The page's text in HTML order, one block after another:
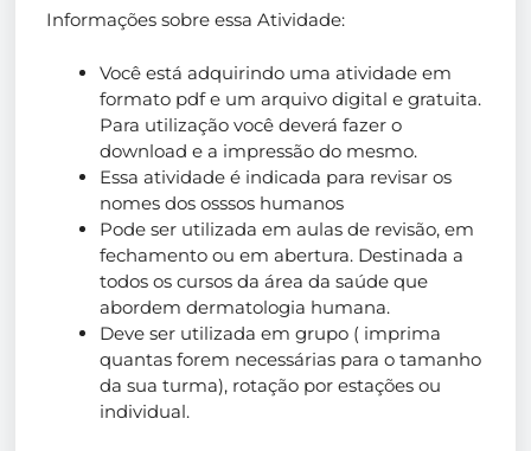
Informações sobre essa Atividade:
Você está adquirindo uma atividade em
formato pdf e um arquivo digital e gratuita.
Para utilização você deverá fazer o
download e a impressão do mesmo.
Essa atividade é indicada para revisar os
nomes dos osssos humanos
Pode ser utilizada em aulas de revisão, em
fechamento ou em abertura. Destinada a
todos os cursos da área da saúde que
abordem dermatologia humana.
Deve ser utilizada em grupo ( imprima
quantas forem necessárias para o tamanho
da sua turma), rotação por estações ou
individual.